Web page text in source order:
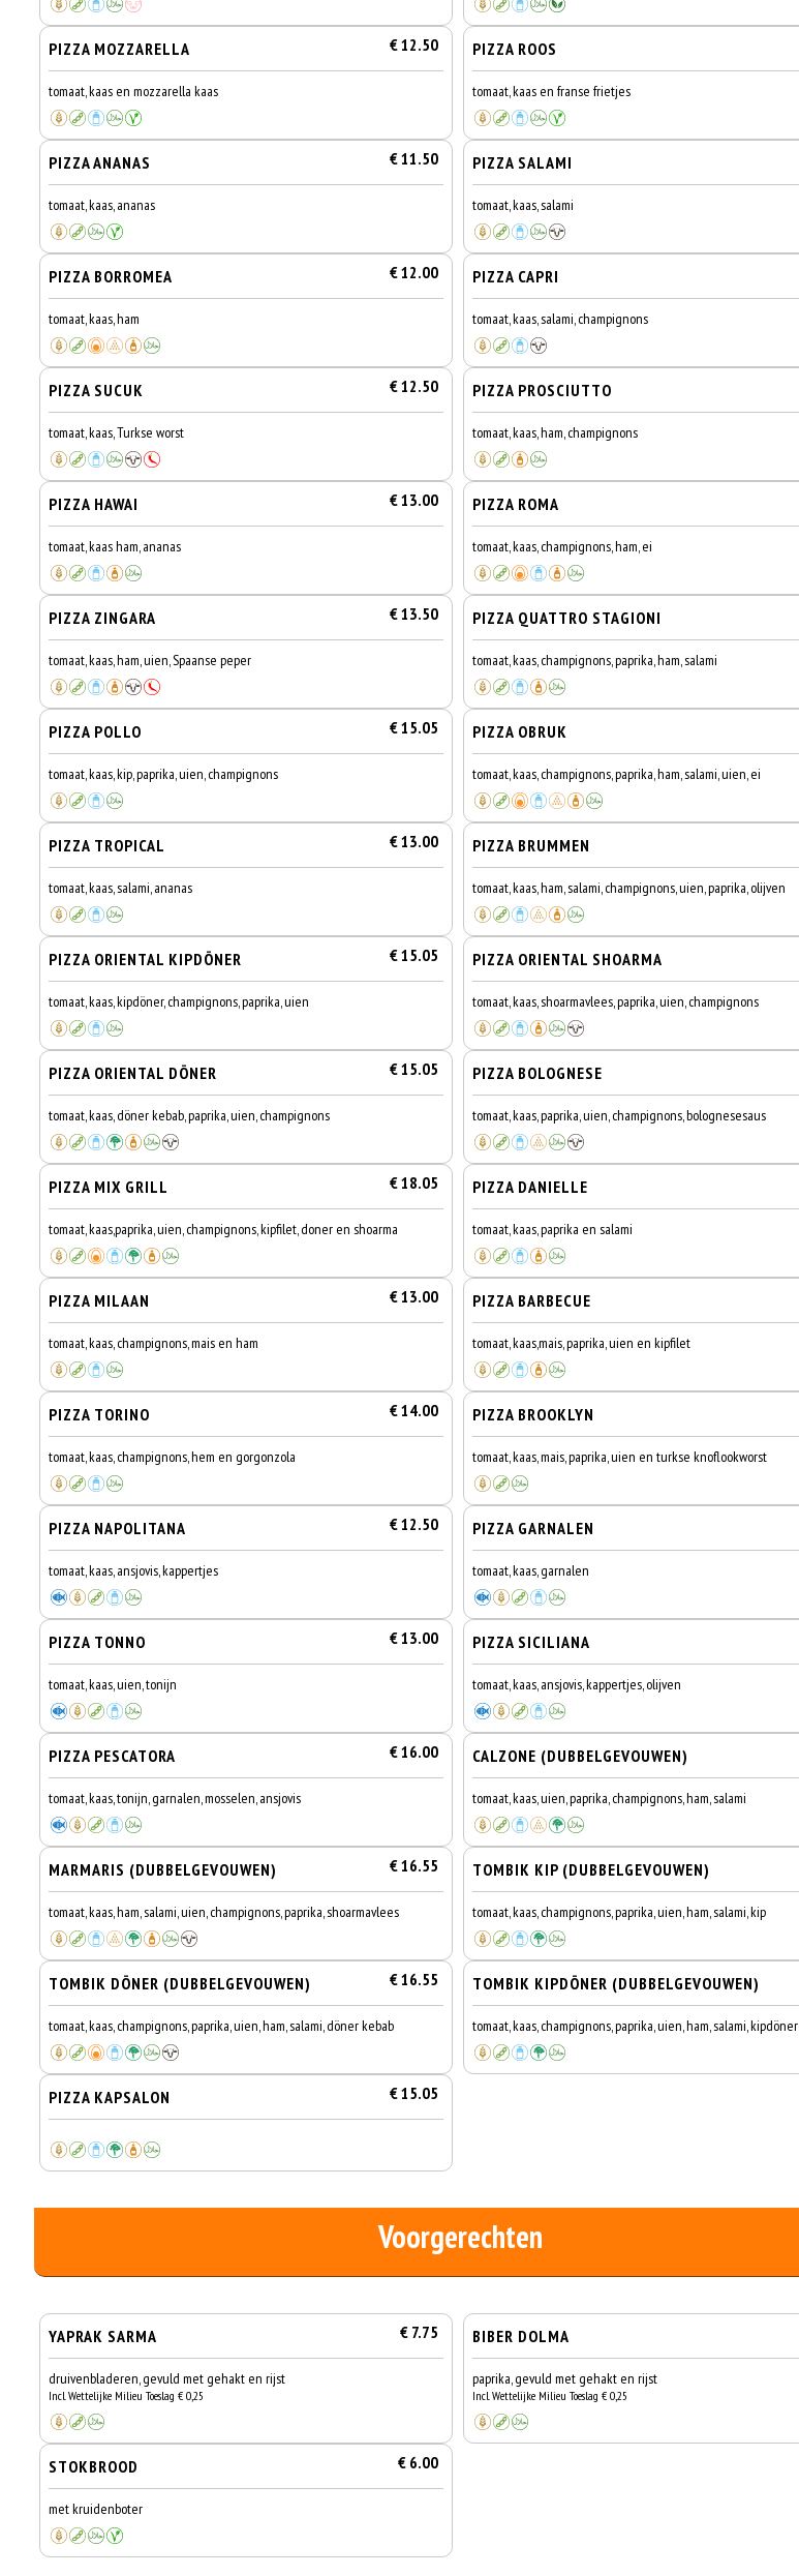
PIZZA MOZZARELLA € 12.50
tomaat, kaas en mozzarella kaas
PIZZA ROOS
tomaat, kaas en franse frietjes
PIZZA ANANAS € 11.50
tomaat, kaas, ananas
PIZZA SALAMI
tomaat, kaas, salami
PIZZA BORROMEA € 12.00
tomaat, kaas, ham
PIZZA CAPRI
tomaat, kaas, salami, champignons
PIZZA SUCUK € 12.50
tomaat, kaas, Turkse worst
PIZZA PROSCIUTTO
tomaat, kaas, ham, champignons
PIZZA HAWAI € 13.00
tomaat, kaas ham, ananas
PIZZA ROMA
tomaat, kaas, champignons, ham, ei
PIZZA ZINGARA € 13.50
tomaat, kaas, ham, uien, Spaanse peper
PIZZA QUATTRO STAGIONI
tomaat, kaas, champignons, paprika, ham, salami
PIZZA POLLO € 15.05
tomaat, kaas, kip, paprika, uien, champignons
PIZZA OBRUK
tomaat, kaas, champignons, paprika, ham, salami, uien, ei
PIZZA TROPICAL € 13.00
tomaat, kaas, salami, ananas
PIZZA BRUMMEN
tomaat, kaas, ham, salami, champignons, uien, paprika, olijven
PIZZA ORIENTAL KIPDÖNER € 15.05
tomaat, kaas, kipdöner, champignons, paprika, uien
PIZZA ORIENTAL SHOARMA
tomaat, kaas, shoarmavlees, paprika, uien, champignons
PIZZA ORIENTAL DÖNER € 15.05
tomaat, kaas, döner kebab, paprika, uien, champignons
PIZZA BOLOGNESE
tomaat, kaas, paprika, uien, champignons, bolognesesaus
PIZZA MIX GRILL € 18.05
tomaat, kaas,paprika, uien, champignons, kipfilet, doner en shoarma
PIZZA DANIELLE
tomaat, kaas, paprika en salami
PIZZA MILAAN € 13.00
tomaat, kaas, champignons, mais en ham
PIZZA BARBECUE
tomaat, kaas,mais, paprika, uien en kipfilet
PIZZA TORINO € 14.00
tomaat, kaas, champignons, hem en gorgonzola
PIZZA BROOKLYN
tomaat, kaas, mais, paprika, uien en turkse knoflookworst
PIZZA NAPOLITANA € 12.50
tomaat, kaas, ansjovis, kappertjes
PIZZA GARNALEN
tomaat, kaas, garnalen
PIZZA TONNO € 13.00
tomaat, kaas, uien, tonijn
PIZZA SICILIANA
tomaat, kaas, ansjovis, kappertjes, olijven
PIZZA PESCATORA € 16.00
tomaat, kaas, tonijn, garnalen, mosselen, ansjovis
CALZONE (DUBBELGEVOUWEN)
tomaat, kaas, uien, paprika, champignons, ham, salami
MARMARIS (DUBBELGEVOUWEN) € 16.55
tomaat, kaas, ham, salami, uien, champignons, paprika, shoarmavlees
TOMBIK KIP (DUBBELGEVOUWEN)
tomaat, kaas, champignons, paprika, uien, ham, salami, kip
TOMBIK DÖNER (DUBBELGEVOUWEN) € 16.55
tomaat, kaas, champignons, paprika, uien, ham, salami, döner kebab
TOMBIK KIPDÖNER (DUBBELGEVOUWEN)
tomaat, kaas, champignons, paprika, uien, ham, salami, kipdöner
PIZZA KAPSALON € 15.05
Voorgerechten
YAPRAK SARMA € 7.75
druivenbladeren, gevuld met gehakt en rijst
Incl. Wettelijke Milieu Toeslag € 0,25
BIBER DOLMA
paprika, gevuld met gehakt en rijst
Incl. Wettelijke Milieu Toeslag € 0,25
STOKBROOD € 6.00
met kruidenboter